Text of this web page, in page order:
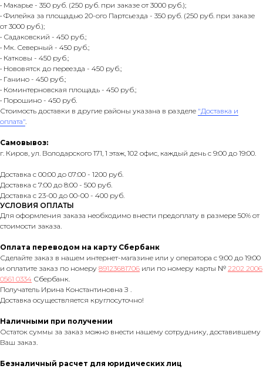
• Макарье - 350 руб. (250 руб. при заказе от 3000 руб.);
• Филейка за площадью 20-ого Партсьезда - 350 руб. (250 руб. при заказе
от 3000 руб.);
• Садаковский - 450 руб.;
• Мк. Северный - 450 руб.;
• Катковы - 450 руб.;
• Нововятск до переезда - 450 руб.;
• Ганино - 450 руб.;
• Коминтерновская площадь - 450 руб.;
• Порошино - 450 руб.
Стоимость доставки в другие районы указана в разделе "Доставка и
оплата".
Самовывоз:
г. Киров, ул. Володарского 171, 1 этаж, 102 офис, каждый день с 9:00 до 19:00.
Доставка с 00:00 до 07:00 - 1200 руб.
Доставка с 7:00 до 8:00 - 500 руб.
Доставка с 23-00 до 00-00 - 400 руб.
УСЛОВИЯ ОПЛАТЫ
Для оформления заказа необходимо внести предоплату в размере 50% от
стоимости заказа.
Оплата переводом на карту Сбербанк
Сделайте заказ в нашем интернет-магазине или у оператора с 9:00 до 19:00
и оплатите заказ по номеру 89123681706 или по номеру карты № 2202 2006
0561 0334 Сбербанк.
Получатель Ирина Константиновна З .
Доставка осуществляется круглосуточно!
Наличными при получении
Остаток суммы за заказ можно внести нашему сотруднику, доставившему
Ваш заказ.
Безналичный расчет для юридических лиц